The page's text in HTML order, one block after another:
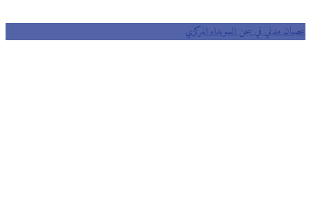
مدني في سجن السويداء المركزي